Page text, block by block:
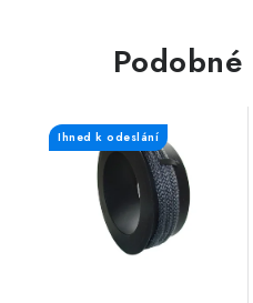
Ihned k odeslání